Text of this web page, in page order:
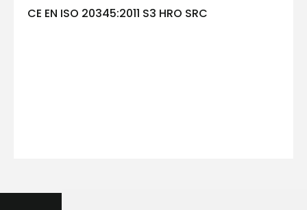
CE EN ISO 20345:2011 S3 HRO SRC